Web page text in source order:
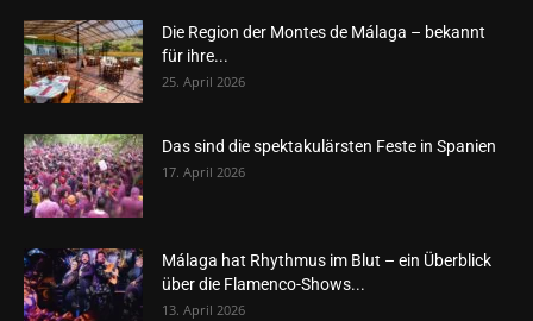
Die Region der Montes de Málaga – bekannt
für ihre...
25. April 2026
Das sind die spektakulärsten Feste in Spanien
17. April 2026
Málaga hat Rhythmus im Blut – ein Überblick
über die Flamenco-Shows...
13. April 2026